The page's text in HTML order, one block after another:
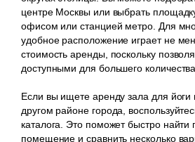
центре Москвы или выбрать
офисом или станцией метро. Для
удобное расположение играет не
стоимость аренды, поскольку
доступными для большего
Если вы ищете аренду зала для
другом районе города,
каталога. Это поможет быстро
помещение и сравнить несколько